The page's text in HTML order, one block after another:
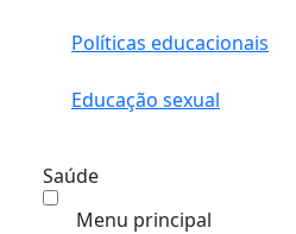
Políticas educacionais
Educação sexual
Saúde
Menu principal